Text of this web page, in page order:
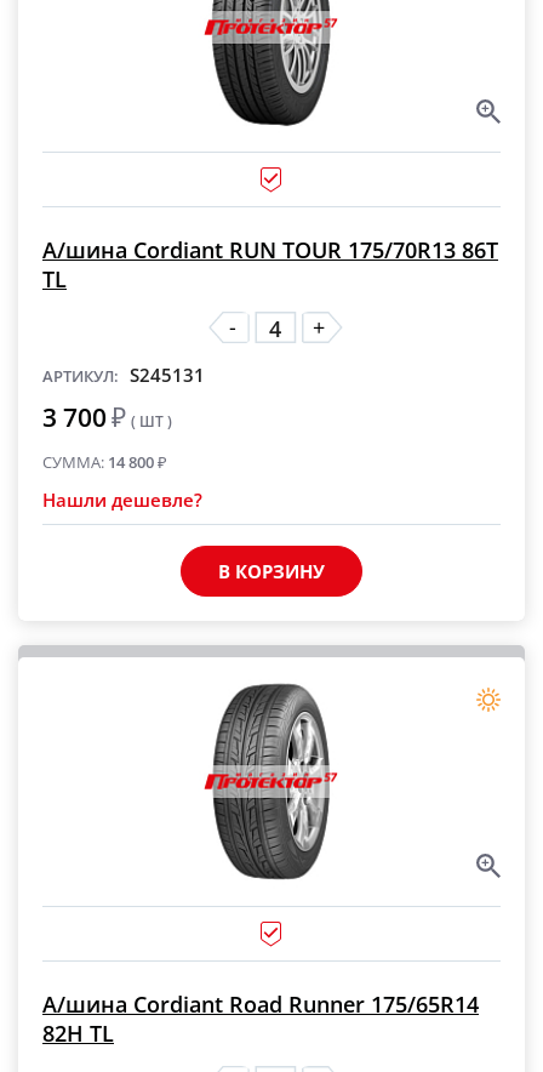
А/шина Cordiant RUN TOUR 175/70R13 86T
TL
-
+
АРТИКУЛ: S245131
3 700₽ ( ШТ )
СУММА: 14 800₽
Нашли дешевле?
В КОРЗИНУ
А/шина Cordiant Road Runner 175/65R14
82H TL